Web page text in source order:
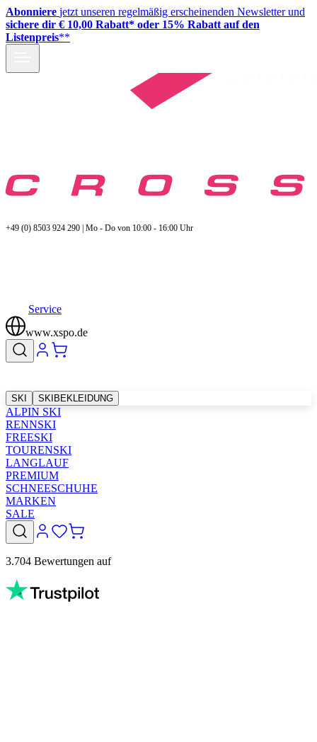
Abonniere jetzt unseren regelmäßig erscheinenden Newsletter und
sichere dir € 10,00 Rabatt* oder 15% Rabatt auf den
Listenpreis**
+49 (0) 8503 924 290 | Mo - Do von 10:00 - 16:00 Uhr
Service
www.xspo.de
SKI SKIBEKLEIDUNG
ALPIN SKI
RENNSKI
FREESKI
TOURENSKI
LANGLAUF
PREMIUM
SCHNEESCHUHE
MARKEN
SALE
3.704 Bewertungen auf